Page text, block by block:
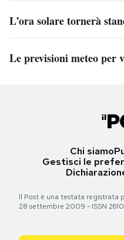
L’ora solare tornerà
Le previsioni meteo per
Chi siamo
Gestisci le
Il Post è una testata registrata
28 settembre 2009 - ISSN